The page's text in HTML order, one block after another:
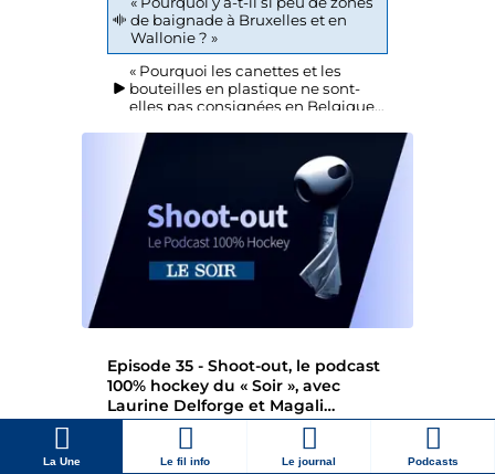
La Une Le fil info Le journal Podcasts